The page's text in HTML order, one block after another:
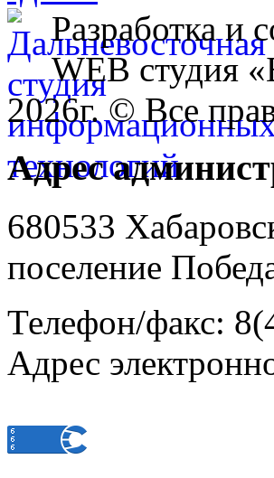
Разработка и
WEB студия
2026г. © Все
Адрес
680533
поселение
Телефон/факс:
Адрес